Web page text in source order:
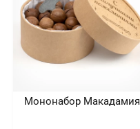
Мононабор Макадамия